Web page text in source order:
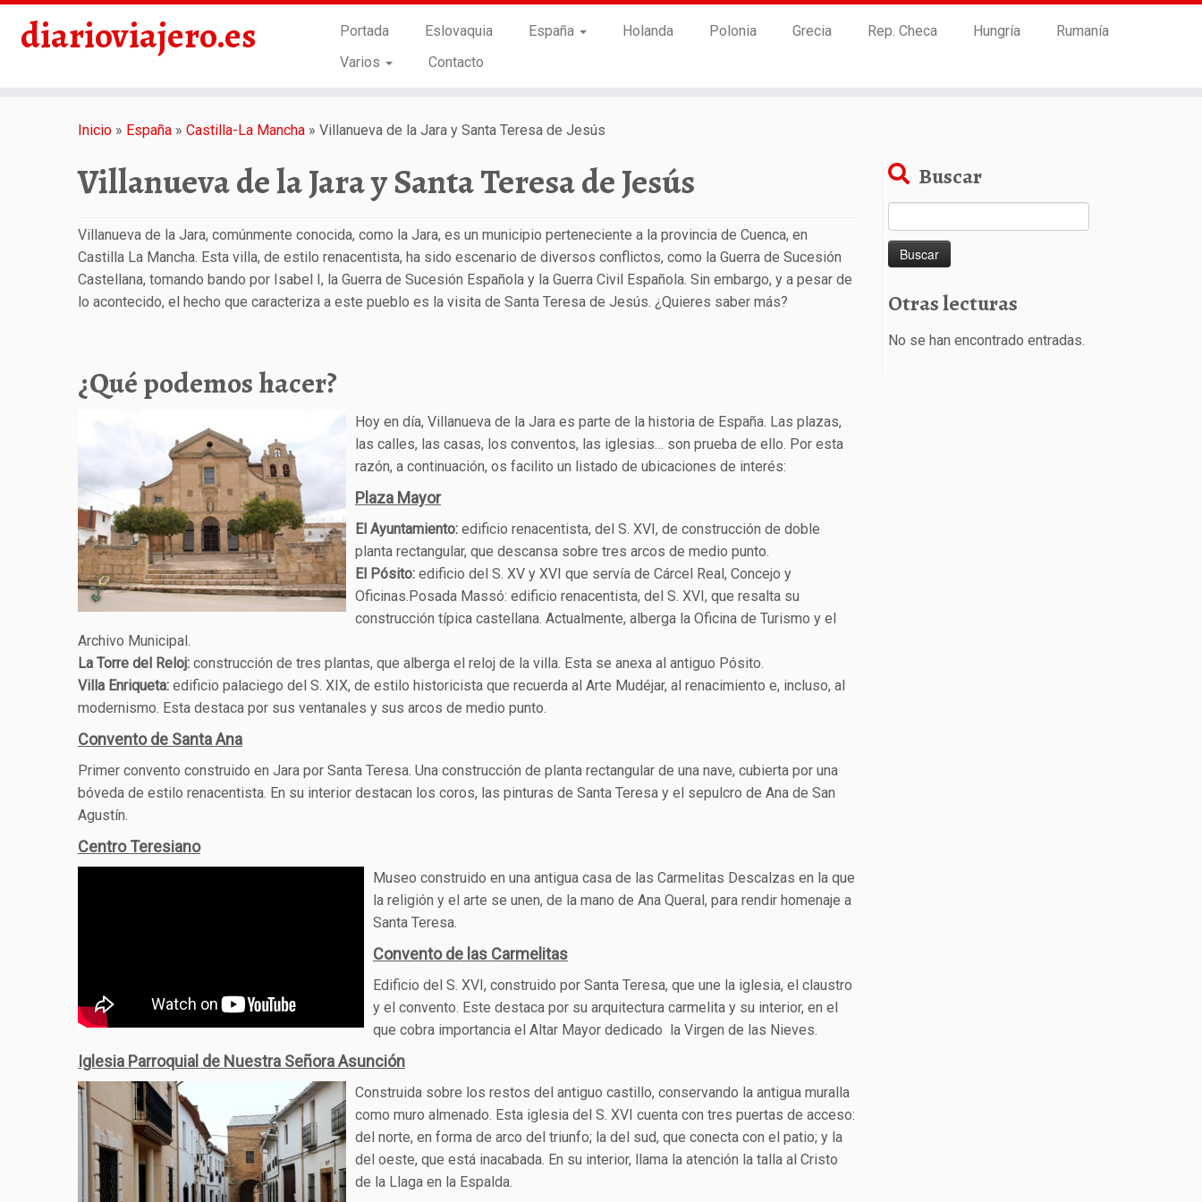
diarioviajero.es Portada Eslovaquia España Holanda Polonia Grecia Rep. Checa Hungría
Rumanía
Varios
Contacto
Inicio » España » Castilla-La Mancha » Villanueva de la Jara y Santa Teresa de Jesús
Villanueva de la Jara y Santa Teresa de Jesús
Villanueva de la Jara, comúnmente conocida, como la Jara, es un municipio perteneciente a la provincia de Cuenca, en
Castilla La Mancha. Esta villa, de estilo renacentista, ha sido escenario de diversos conflictos, como la Guerra de Sucesión
Castellana, tomando bando por Isabel I, la Guerra de Sucesión Española y la Guerra Civil Española. Sin embargo, y a pesar de
lo acontecido, el hecho que caracteriza a este pueblo es la visita de Santa Teresa de Jesús. ¿Quieres saber más?
¿Qué podemos hacer?
Hoy en día, Villanueva de la Jara es parte de la historia de España. Las plazas,
las calles, las casas, los conventos, las iglesias… son prueba de ello. Por esta
razón, a continuación, os facilito un listado de ubicaciones de interés:
Plaza Mayor
El Ayuntamiento: edificio renacentista, del S. XVI, de construcción de doble
planta rectangular, que descansa sobre tres arcos de medio punto.
El Pósito: edificio del S. XV y XVI que servía de Cárcel Real, Concejo y
Oficinas.Posada Massó: edificio renacentista, del S. XVI, que resalta su
construcción típica castellana. Actualmente, alberga la Oficina de Turismo y el
Archivo Municipal.
La Torre del Reloj: construcción de tres plantas, que alberga el reloj de la villa. Esta se anexa al antiguo Pósito.
Villa Enriqueta: edificio palaciego del S. XIX, de estilo historicista que recuerda al Arte Mudéjar, al renacimiento e, incluso, al
modernismo. Esta destaca por sus ventanales y sus arcos de medio punto.
Convento de Santa Ana
Primer convento construido en Jara por Santa Teresa. Una construcción de planta rectangular de una nave, cubierta por una
bóveda de estilo renacentista. En su interior destacan los coros, las pinturas de Santa Teresa y el sepulcro de Ana de San
Agustín.
Centro Teresiano
Museo construido en una antigua casa de las Carmelitas Descalzas en la que
la religión y el arte se unen, de la mano de Ana Queral, para rendir homenaje a
Santa Teresa.
Convento de las Carmelitas
Edificio del S. XVI, construido por Santa Teresa, que une la iglesia, el claustro
y el convento. Este destaca por su arquitectura carmelita y su interior, en el
que cobra importancia el Altar Mayor dedicado la Virgen de las Nieves.
Iglesia Parroquial de Nuestra Señora Asunción
Construida sobre los restos del antiguo castillo, conservando la antigua muralla
como muro almenado. Esta iglesia del S. XVI cuenta con tres puertas de acceso:
del norte, en forma de arco del triunfo; la del sud, que conecta con el patio; y la
del oeste, que está inacabada. En su interior, llama la atención la talla al Cristo
de la Llaga en la Espalda.
Buscar
Otras lecturas
No se han encontrado entradas.